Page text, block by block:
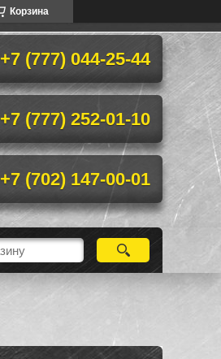
Корзина
+7 (777) 044-25-44
+7 (777) 252-01-10
+7 (702) 147-00-01